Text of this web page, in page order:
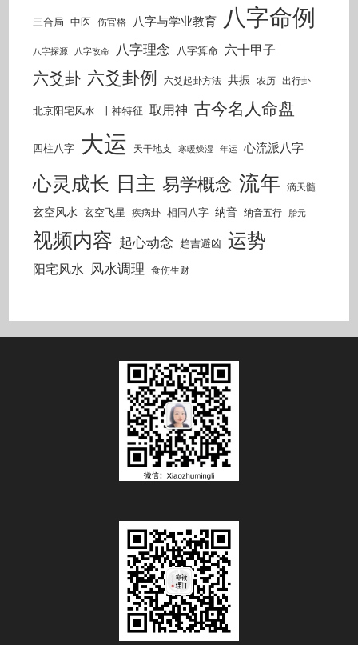
三合局 中医 伤官格 八字与学业教育 八字命例
八字探源 八字改命 八字理念 八字算命 六十甲子
六爻卦 六爻卦例 六爻起卦方法 共振 农历 出行卦
北京阳宅风水 十神特征 取用神 古今名人命盘
四柱八字 大运 天干地支 寒暖燥湿 年运 心流派八字
心灵成长 日主 易学概念 流年 滴天髓
玄空风水 玄空飞星 疾病卦 相同八字 纳音 纳音五行 胎元
视频内容 起心动念 趋吉避凶 运势
阳宅风水 风水调理 食伤生财